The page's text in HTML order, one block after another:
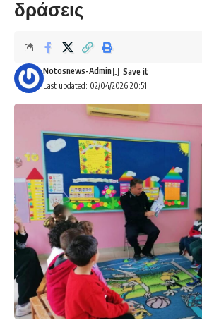
δράσεις
Last updated: 02/04/2026 20:51
Notosnews-Admin